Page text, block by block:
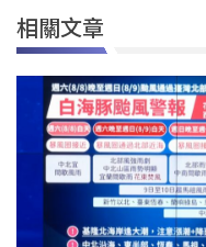
相關文章